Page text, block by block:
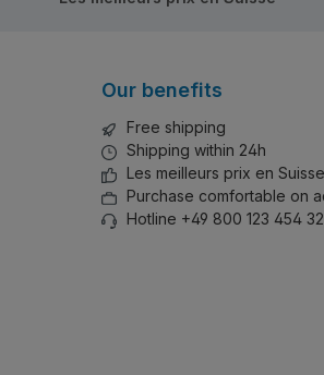
Our benefits
Free shipping
Shipping within 24h
Les meilleurs prix en Suisse
Purchase comfortable on
Hotline +49 800 123 454